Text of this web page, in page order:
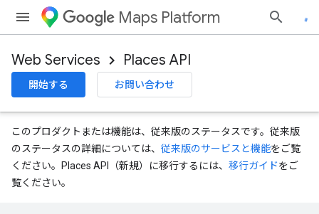
Maps Platform
Web Services Places API
開始する お問い合わせ
このプロダクトまたは機能は、従来版のステータスです。従来版
のステータスの詳細については、 従来版のサービスと機能をご覧
ください。Places API（新規）に移行するには、 移行ガイドをご
覧ください。